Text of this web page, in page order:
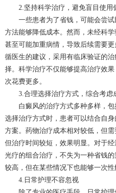
2.坚持科学治疗，避免盲目使用
一些患者为了省钱，可能会尝试
方法能够降低成本。然而，未经科
甚至可能加重病情，导致后续需要
循医生的建议，采用有临床验证的
择。科学治疗不仅能够提高治疗效
次花费更多。
3.合理选择治疗方式，综合考虑
白癜风的治疗方式多种多样，包
选择治疗方式时，患者可以结合自
方案。药物治疗成本相对较低，但
但治疗时间较短，效果明显。对于
光疗的组合治疗，不失为一种省钱
较高，但在某些情况下也能够一次性
4.日常护理不容忽视